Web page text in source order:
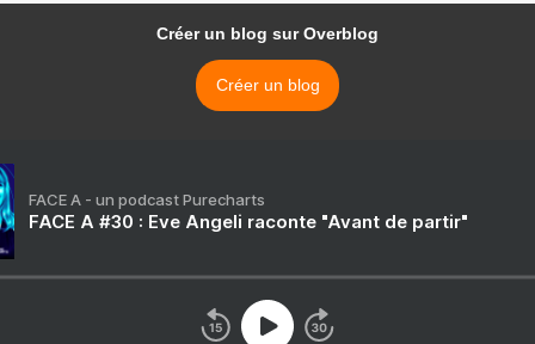
Créer un blog sur Overblog
Créer un blog
FACE A - un podcast Purecharts
FACE A #30 : Eve Angeli raconte "Avant de partir"